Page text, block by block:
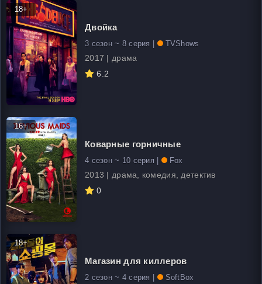
18+
Двойка
3 сезон ~ 8 серия | TVShows
2017 | драма
6.2
16+
Коварные горничные
4 сезон ~ 10 серия | Fox
2013 | драма, комедия, детектив
0
18+
Магазин для киллеров
2 сезон ~ 4 серия | SoftBox